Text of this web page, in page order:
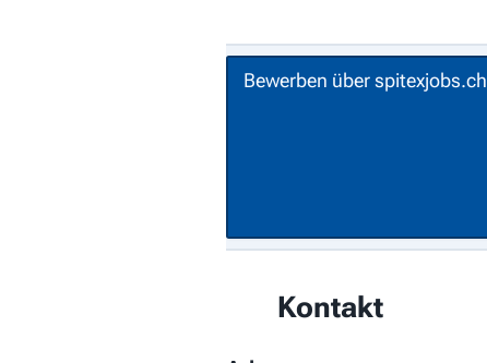
Bewerben über spitexjobs.ch
Kontakt